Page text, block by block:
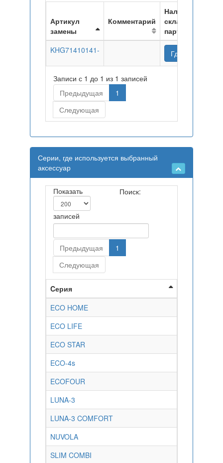
Артикул
замены
Комментарий
Наличие на
складах
партнеров
KHG71410141-
Где купить
Записи с 1 до 1 из 1 записей
Предыдущая
1
Следующая
Серии, где используется выбранный
аксессуар
Показать
записей
Поиск:
Предыдущая
1
Следующая
Cерия
ECO HOME
ECO LIFE
ECO STAR
ECO-4s
ECOFOUR
LUNA-3
LUNA-3 COMFORT
NUVOLA
SLIM COMBI